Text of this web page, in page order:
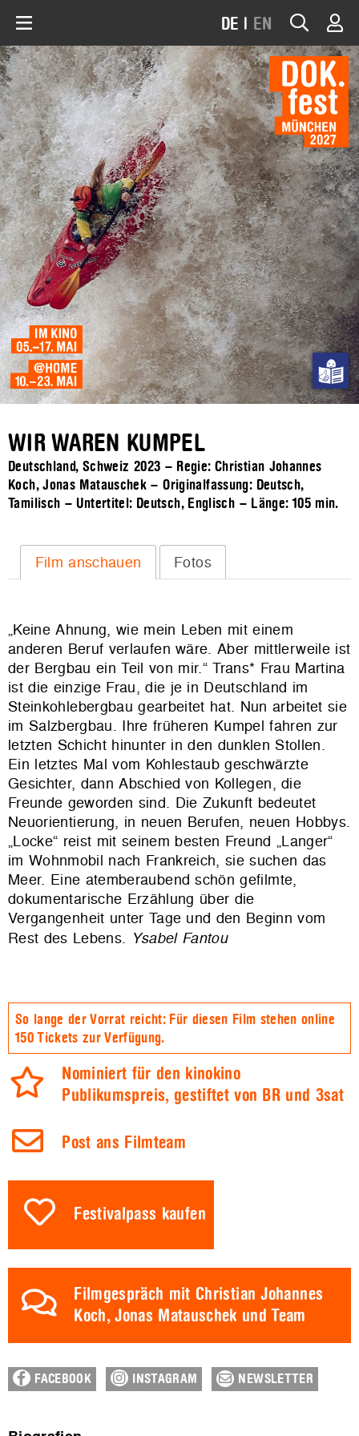
DE | EN
WIR WAREN KUMPEL
Deutschland, Schweiz 2023 – Regie: Christian Johannes
Koch, Jonas Matauschek – Originalfassung: Deutsch,
Tamilisch – Untertitel: Deutsch, Englisch – Länge:105 min.
Film anschauen Fotos
„Keine Ahnung, wie mein Leben mit einem
anderen Beruf verlaufen wäre. Aber mittlerweile ist
der Bergbau ein Teil von mir.“ Trans* Frau Martina
ist die einzige Frau, die je in Deutschland im
Steinkohlebergbau gearbeitet hat. Nun arbeitet sie
im Salzbergbau. Ihre früheren Kumpel fahren zur
letzten Schicht hinunter in den dunklen Stollen.
Ein letztes Mal vom Kohlestaub geschwärzte
Gesichter, dann Abschied von Kollegen, die
Freunde geworden sind. Die Zukunft bedeutet
Neuorientierung, in neuen Berufen, neuen Hobbys.
„Locke“ reist mit seinem besten Freund „Langer“
im Wohnmobil nach Frankreich, sie suchen das
Meer. Eine atemberaubend schön gefilmte,
dokumentarische Erzählung über die
Vergangenheit unter Tage und den Beginn vom
Rest des Lebens. Ysabel Fantou
So lange der Vorrat reicht: Für diesen Film stehen online
150 Tickets zur Verfügung.
Nominiert für den kinokino
Publikumspreis, gestiftet von BR und 3sat
Post ans Filmteam
Festivalpass kaufen
Filmgespräch mit Christian Johannes
Koch, Jonas Matauschek und Team
FACEBOOK INSTAGRAM NEWSLETTER